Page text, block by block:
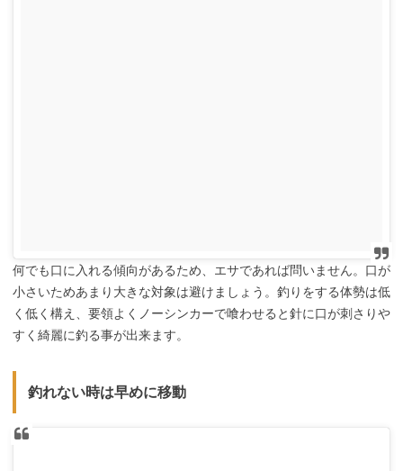
何でも口に入れる傾向があるため、エサであれば問いません。口が
小さいためあまり大きな対象は避けましょう。釣りをする体勢は低
く低く構え、要領よくノーシンカーで喰わせると針に口が刺さりや
すく綺麗に釣る事が出来ます。
釣れない時は早めに移動